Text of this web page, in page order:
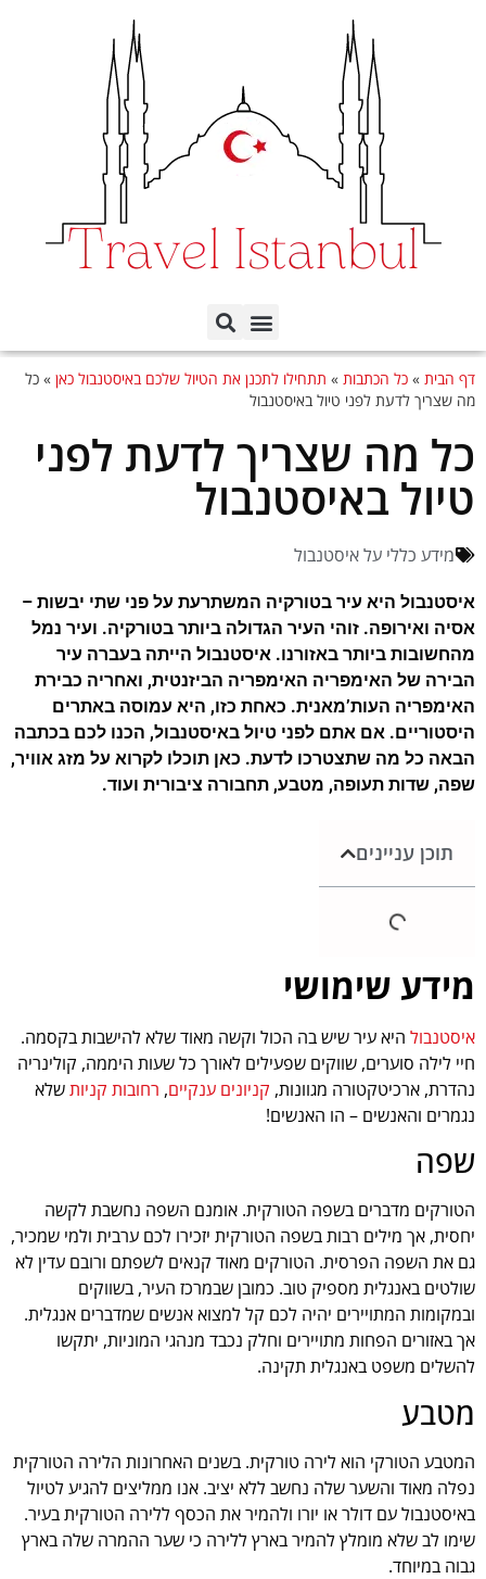
דף הבית » כל הכתבות » תתחילו לתכנן את הטיול שלכם באיסטנבול כאן » כל
מה שצריך לדעת לפני טיול באיסטנבול
כל מה שצריך לדעת לפני
טיול באיסטנבול
מידע כללי על איסטנבול
איסטנבול היא עיר בטורקיה המשתרעת על פני שתי יבשות –
אסיה ואירופה. זוהי העיר הגדולה ביותר בטורקיה. ועיר נמל
מהחשובות ביותר באזורנו. איסטנבול הייתה בעברה עיר
הבירה של האימפריה האימפריה הביזנטית, ואחריה כבירת
האימפריה העות’מאנית. כאחת כזו, היא עמוסה באתרים
היסטוריים. אם אתם לפני טיול באיסטנבול, הכנו לכם בכתבה
הבאה כל מה שתצטרכו לדעת. כאן תוכלו לקרוא על מזג אוויר,
שפה, שדות תעופה, מטבע, תחבורה ציבורית ועוד.
תוכן עניינים
מידע שימושי
איסטנבול היא עיר שיש בה הכול וקשה מאוד שלא להישבות בקסמה.
חיי לילה סוערים, שווקים שפעילים לאורך כל שעות היממה, קולינריה
נהדרת, ארכיטקטורה מגוונות, קניונים ענקיים, רחובות קניותשלא
נגמרים והאנשים – הו האנשים!
שפה
הטורקים מדברים בשפה הטורקית. אומנם השפה נחשבת לקשה
יחסית, אך מילים רבות בשפה הטורקית יזכירו לכם ערבית ולמי שמכיר,
גם את השפה הפרסית. הטורקים מאוד קנאים לשפתם ורובם עדין לא
שולטים באנגלית מספיק טוב. כמובן שבמרכז העיר, בשווקים
ובמקומות המתויירים יהיה לכם קל למצוא אנשים שמדברים אנגלית.
אך באזורים הפחות מתויירים וחלק נכבד מנהגי המוניות, יתקשו
להשלים משפט באנגלית תקינה.
מטבע
המטבע הטורקי הוא לירה טורקית. בשנים האחרונות הלירה הטורקית
נפלה מאוד והשער שלה נחשב ללא יציב. אנו ממליצים להגיע לטיול
באיסטנבול עם דולר או יורו ולהמיר את הכסף ללירה הטורקית בעיר.
שימו לב שלא מומלץ להמיר בארץ ללירה כי שער ההמרה שלה בארץ
גבוה במיוחד.